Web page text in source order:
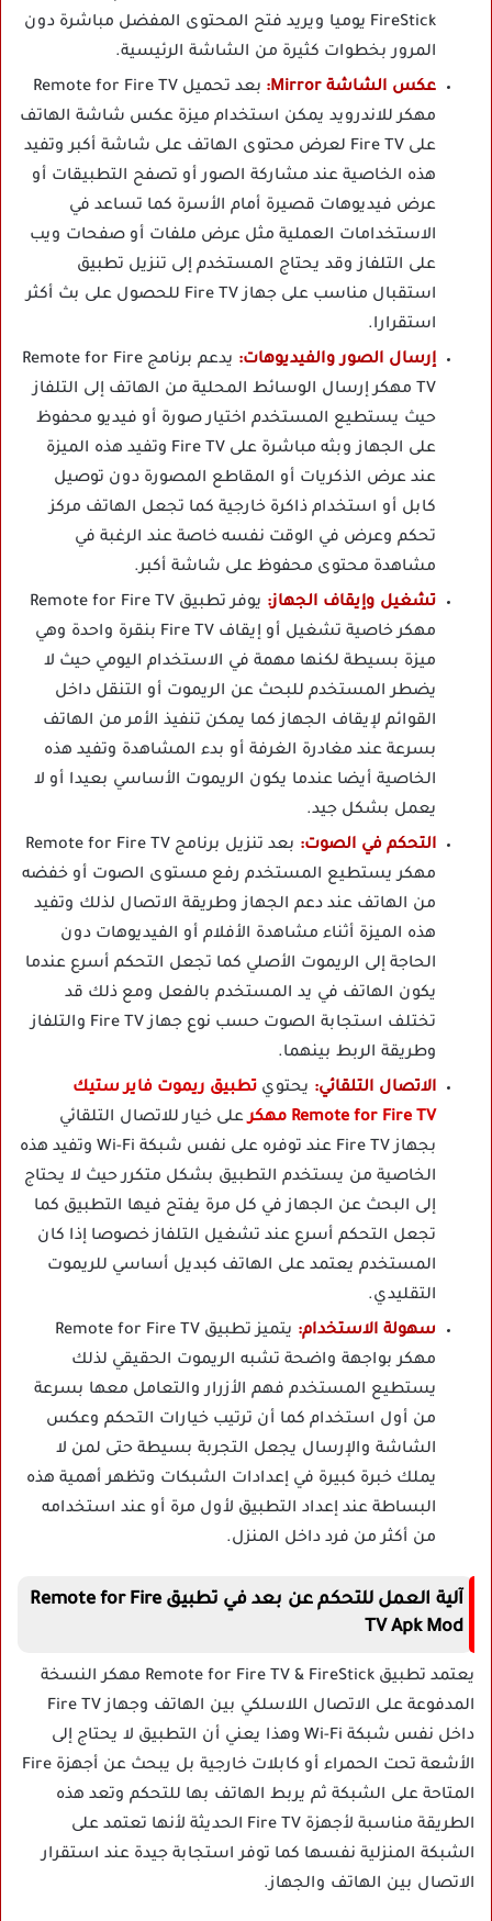
FireStick يوميا ويريد فتح المحتوى المفضل مباشرة دون
المرور بخطوات كثيرة من الشاشة الرئيسية.
عكس الشاشة Mirror:
بعد تحميل Remote for Fire TV
مهكر للاندرويد يمكن استخدام ميزة عكس شاشة الهاتف
على Fire TV لعرض محتوى الهاتف على شاشة أكبر وتفيد
هذه الخاصية عند مشاركة الصور أو تصفح التطبيقات أو
عرض فيديوهات قصيرة أمام الأسرة كما تساعد في
الاستخدامات العملية مثل عرض ملفات أو صفحات ويب
على التلفاز وقد يحتاج المستخدم إلى تنزيل تطبيق
استقبال مناسب على جهاز Fire TV للحصول على بث أكثر
استقرارا.
إرسال الصور والفيديوهات:
يدعم برنامج Remote for Fire
TV مهكر إرسال الوسائط المحلية من الهاتف إلى التلفاز
حيث يستطيع المستخدم اختيار صورة أو فيديو محفوظ
على الجهاز وبثه مباشرة على Fire TV وتفيد هذه الميزة
عند عرض الذكريات أو المقاطع المصورة دون توصيل
كابل أو استخدام ذاكرة خارجية كما تجعل الهاتف مركز
تحكم وعرض في الوقت نفسه خاصة عند الرغبة في
مشاهدة محتوى محفوظ على شاشة أكبر.
تشغيل وإيقاف الجهاز:
يوفر تطبيق Remote for Fire TV
مهكر خاصية تشغيل أو إيقاف Fire TV بنقرة واحدة وهي
ميزة بسيطة لكنها مهمة في الاستخدام اليومي حيث لا
يضطر المستخدم للبحث عن الريموت أو التنقل داخل
القوائم لإيقاف الجهاز كما يمكن تنفيذ الأمر من الهاتف
بسرعة عند مغادرة الغرفة أو بدء المشاهدة وتفيد هذه
الخاصية أيضا عندما يكون الريموت الأساسي بعيدا أو لا
يعمل بشكل جيد.
التحكم في الصوت:
بعد تنزيل برنامج Remote for Fire TV
مهكر يستطيع المستخدم رفع مستوى الصوت أو خفضه
من الهاتف عند دعم الجهاز وطريقة الاتصال لذلك وتفيد
هذه الميزة أثناء مشاهدة الأفلام أو الفيديوهات دون
الحاجة إلى الريموت الأصلي كما تجعل التحكم أسرع عندما
يكون الهاتف في يد المستخدم بالفعل ومع ذلك قد
تختلف استجابة الصوت حسب نوع جهاز Fire TV والتلفاز
وطريقة الربط بينهما.
الاتصال التلقائي: يحتوي تطبيق ريموت فاير ستيك
Remote for Fire TV مهكر
على خيار للاتصال التلقائي
بجهاز Fire TV عند توفره على نفس شبكة Wi-Fi وتفيد هذه
الخاصية من يستخدم التطبيق بشكل متكرر حيث لا يحتاج
إلى البحث عن الجهاز في كل مرة يفتح فيها التطبيق كما
تجعل التحكم أسرع عند تشغيل التلفاز خصوصا إذا كان
المستخدم يعتمد على الهاتف كبديل أساسي للريموت
التقليدي.
سهولة الاستخدام:
يتميز تطبيق Remote for Fire TV
مهكر بواجهة واضحة تشبه الريموت الحقيقي لذلك
يستطيع المستخدم فهم الأزرار والتعامل معها بسرعة
من أول استخدام كما أن ترتيب خيارات التحكم وعكس
الشاشة والإرسال يجعل التجربة بسيطة حتى لمن لا
يملك خبرة كبيرة في إعدادات الشبكات وتظهر أهمية هذه
البساطة عند إعداد التطبيق لأول مرة أو عند استخدامه
من أكثر من فرد داخل المنزل.
آلية العمل للتحكم عن بعد في تطبيق Remote for Fire
TV Apk Mod
يعتمد تطبيق Remote for Fire TV & FireStick مهكر النسخة
المدفوعة على الاتصال اللاسلكي بين الهاتف وجهاز Fire TV
داخل نفس شبكة Wi-Fi وهذا يعني أن التطبيق لا يحتاج إلى
الأشعة تحت الحمراء أو كابلات خارجية بل يبحث عن أجهزة Fire
المتاحة على الشبكة ثم يربط الهاتف بها للتحكم وتعد هذه
الطريقة مناسبة لأجهزة Fire TV الحديثة لأنها تعتمد على
الشبكة المنزلية نفسها كما توفر استجابة جيدة عند استقرار
الاتصال بين الهاتف والجهاز.